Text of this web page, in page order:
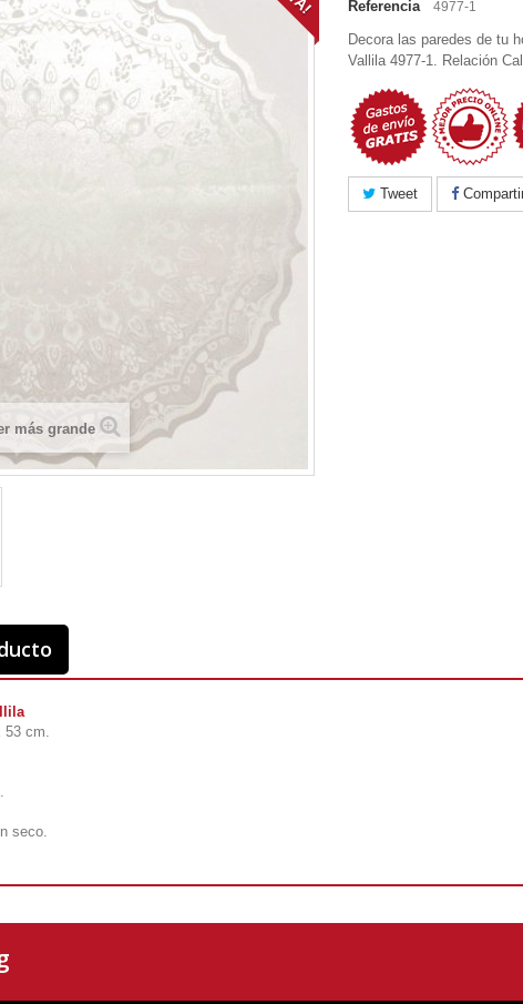
más grande
Referencia 4977-1
Decora las paredes de tu
Vallila 4977-1. Relación
Tweet
53 cm.
seco.